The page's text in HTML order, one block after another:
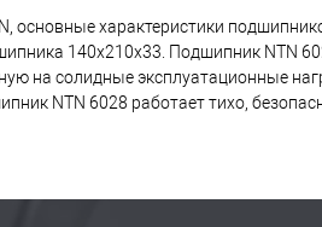
характеристики
140x210x33. Подшипник NTN
на солидные эксплуатационные
NTN 6028 работает тихо,